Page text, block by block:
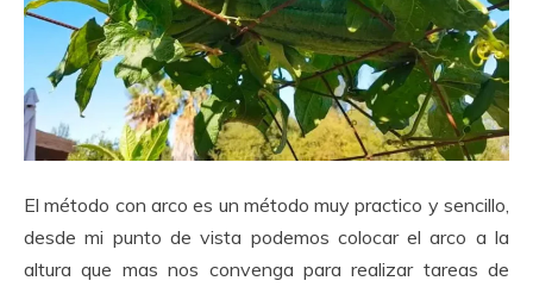
El método con arco es un método muy practico y sencillo,
desde mi punto de vista podemos colocar el arco a la
altura que mas nos convenga para realizar tareas de